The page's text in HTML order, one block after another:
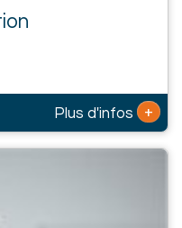
Plus d'infos +